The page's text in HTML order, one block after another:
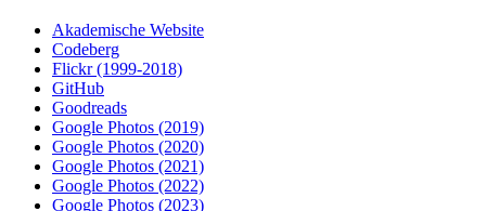
Akademische Website
Codeberg
Flickr (1999-2018)
GitHub
Goodreads
Google Photos (2019)
Google Photos (2020)
Google Photos (2021)
Google Photos (2022)
Google Photos (2023)